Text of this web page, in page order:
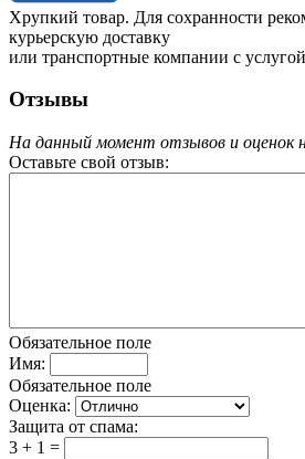
Хрупкий товар. Для сохранности
курьерскую доставку
или транспортные компании с
Отзывы
На данный момент отзывов и оценок
Оставьте свой отзыв:
Обязательное поле
Имя:
Обязательное поле
Оценка:
Защита от спама:
3 + 1 =